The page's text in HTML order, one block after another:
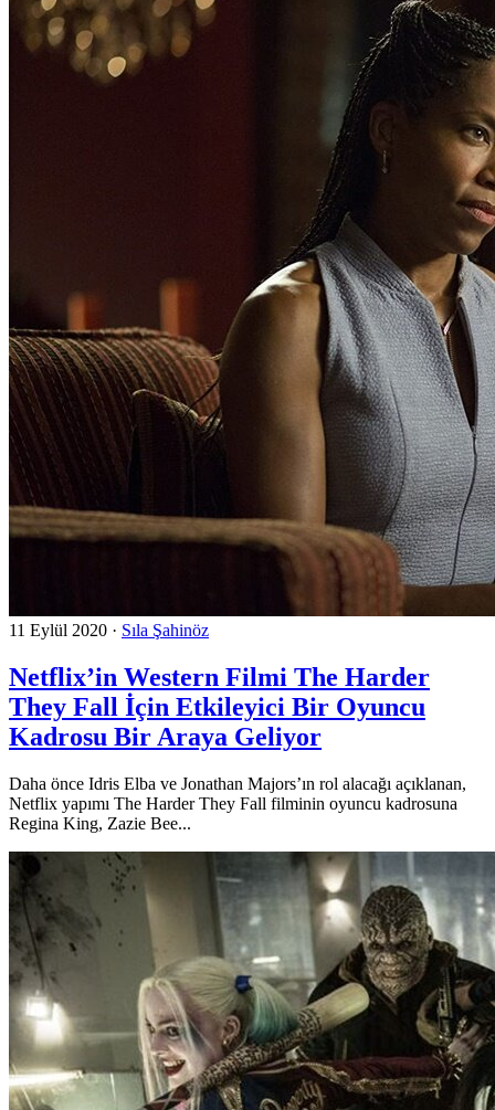
11 Eylül 2020 · Sıla Şahinöz
Netflix’in Western Filmi The Harder
They Fall İçin Etkileyici Bir Oyuncu
Kadrosu Bir Araya Geliyor
Daha önce Idris Elba ve Jonathan Majors’ın rol alacağı açıklanan,
Netflix yapımı The Harder They Fall filminin oyuncu kadrosuna
Regina King, Zazie Bee...